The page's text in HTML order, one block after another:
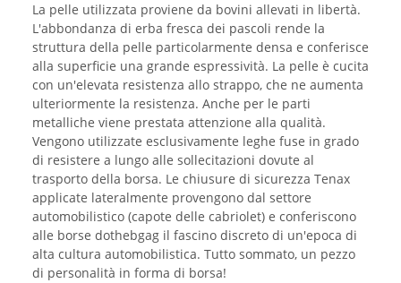
La pelle utilizzata proviene da bovini allevati in libertà.
L'abbondanza di erba fresca dei pascoli rende la
struttura della pelle particolarmente densa e conferisce
alla superficie una grande espressività. La pelle è cucita
con un'elevata resistenza allo strappo, che ne aumenta
ulteriormente la resistenza. Anche per le parti
metalliche viene prestata attenzione alla qualità.
Vengono utilizzate esclusivamente leghe fuse in grado
di resistere a lungo alle sollecitazioni dovute al
trasporto della borsa. Le chiusure di sicurezza Tenax
applicate lateralmente provengono dal settore
automobilistico (capote delle cabriolet) e conferiscono
alle borse dothebgag il fascino discreto di un'epoca di
alta cultura automobilistica. Tutto sommato, un pezzo
di personalità in forma di borsa!